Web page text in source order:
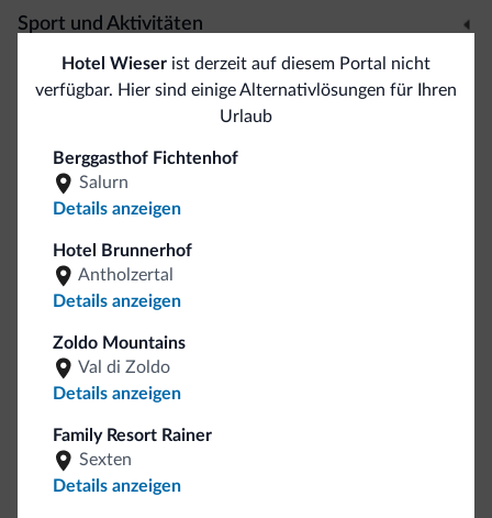
Sport und Aktivitäten
Fitnesscenter <500 m
Bergsport
Golfplatz 5 km
Trekkingwege
Rafting
Allgemein
Aufzüge
Safe
Mehrsprachiges Team
Italienisch
Englisch
Deutsch
Hotel Wieser ist derzeit auf diesem Portal nicht
verfügbar. Hier sind einige Alternativlösungen für Ihren
Urlaub
Berggasthof Fichtenhof
Salurn
Details anzeigen
Hotel Brunnerhof
Antholzertal
Details anzeigen
Zoldo Mountains
Val di Zoldo
Details anzeigen
Family Resort Rainer
Sexten
Details anzeigen